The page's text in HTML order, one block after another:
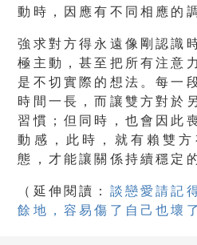
動時，因應有不同相應的
強求對方得永遠像剛認識
極主動，甚至把所有注意
是不切實際的想法。每一
時間一長，而讓雙方對於
習慣；但同時，也會因此
動感，此時，就有賴雙
態，才能讓關係持續穩定
（ 延伸閱讀： 談戀愛請記
餘地，容易傷了自己也壞